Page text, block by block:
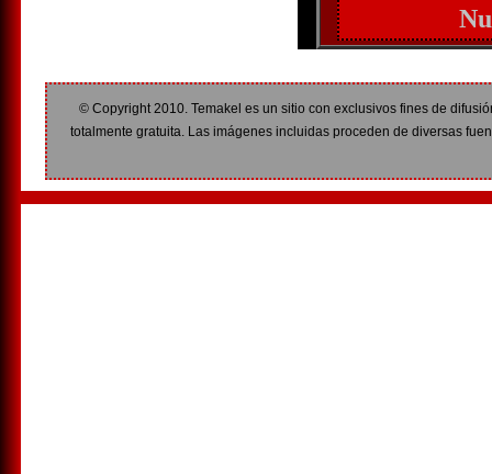
© Copyright 2010. Temakel es un sitio con exclusivos fines de
totalmente gratuita. Las imágenes incluidas proceden de diversas